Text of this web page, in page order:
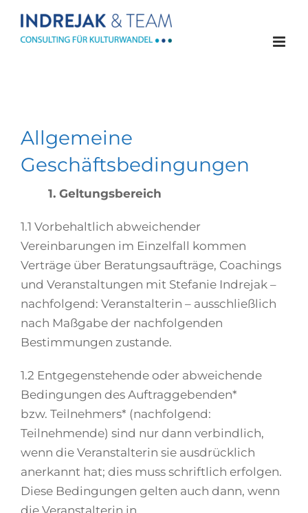
Inhalt
Allgemeine
Geschäftsbedingungen
1. Geltungsbereich
1.1 Vorbehaltlich abweichender
Vereinbarungen im Einzelfall kommen
Verträge über Beratungsaufträge, Coachings
und Veranstaltungen mit Stefanie Indrejak –
nachfolgend: Veranstalterin – ausschließlich
nach Maßgabe der nachfolgenden
Bestimmungen zustande.
1.2 Entgegenstehende oder abweichende
Bedingungen des Auftraggebenden*
bzw. Teilnehmers* (nachfolgend:
Teilnehmende) sind nur dann verbindlich,
wenn die Veranstalterin sie ausdrücklich
anerkannt hat; dies muss schriftlich erfolgen.
Diese Bedingungen gelten auch dann, wenn